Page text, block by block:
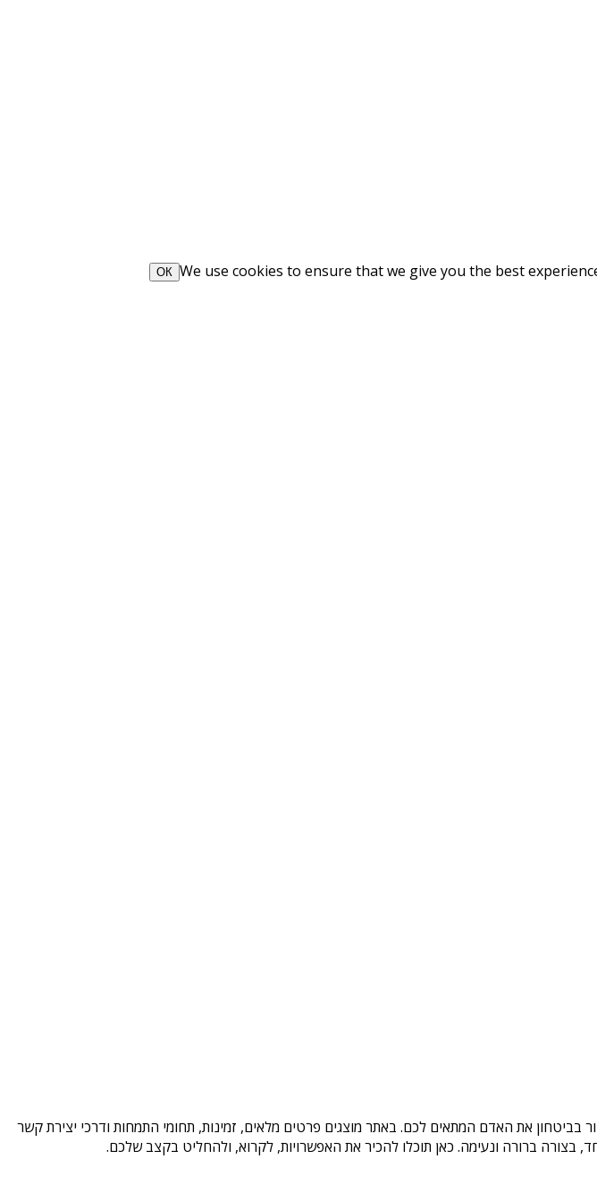
We use cookies to ensure that we give you the best
ОК
בביטחון את האדם המתאים לכם. באתר מוצגים פרטים מלאים, זמינות, תחומי התמחות ודרכי יצירת קשר
ברורה ונעימה. כאן תוכלו להכיר את האפשרויות, לקרוא, ולהחליט בקצב שלכם.